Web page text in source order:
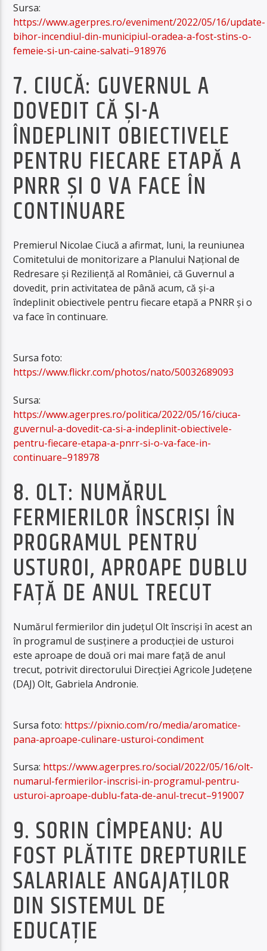
Sursa:
https://www.agerpres.ro/eveniment/2022/05/16/update-
bihor-incendiul-din-municipiul-oradea-a-fost-stins-o-
femeie-si-un-caine-salvati–918976
7. CIUCĂ: GUVERNUL A
DOVEDIT CĂ ŞI-A
ÎNDEPLINIT OBIECTIVELE
PENTRU FIECARE ETAPĂ A
PNRR ŞI O VA FACE ÎN
CONTINUARE
Premierul Nicolae Ciucă a afirmat, luni, la reuniunea
Comitetului de monitorizare a Planului Naţional de
Redresare şi Rezilienţă al României, că Guvernul a
dovedit, prin activitatea de până acum, că şi-a
îndeplinit obiectivele pentru fiecare etapă a PNRR şi o
va face în continuare.
Sursa foto:
https://www.flickr.com/photos/nato/50032689093
Sursa:
https://www.agerpres.ro/politica/2022/05/16/ciuca-
guvernul-a-dovedit-ca-si-a-indeplinit-obiectivele-
pentru-fiecare-etapa-a-pnrr-si-o-va-face-in-
continuare–918978
8. OLT: NUMĂRUL
FERMIERILOR ÎNSCRIŞI ÎN
PROGRAMUL PENTRU
USTUROI, APROAPE DUBLU
FAŢĂ DE ANUL TRECUT
Numărul fermierilor din judeţul Olt înscrişi în acest an
în programul de susţinere a producţiei de usturoi
este aproape de două ori mai mare faţă de anul
trecut, potrivit directorului Direcţiei Agricole Judeţene
(DAJ) Olt, Gabriela Andronie.
Sursa foto: https://pixnio.com/ro/media/aromatice-
pana-aproape-culinare-usturoi-condiment
Sursa: https://www.agerpres.ro/social/2022/05/16/olt-
numarul-fermierilor-inscrisi-in-programul-pentru-
usturoi-aproape-dublu-fata-de-anul-trecut–919007
9. SORIN CÎMPEANU: AU
FOST PLĂTITE DREPTURILE
SALARIALE ANGAJAŢILOR
DIN SISTEMUL DE
EDUCAŢIE